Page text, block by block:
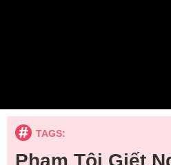
TAGS:
Phạm Tội Giết